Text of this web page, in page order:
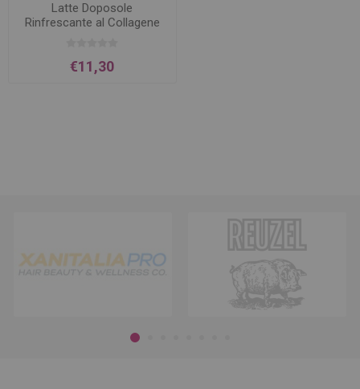
Latte Doposole
Rinfrescante al Collagene
€11,30